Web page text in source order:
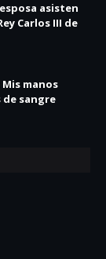
asisten
Carlos III de
manos
de sangre